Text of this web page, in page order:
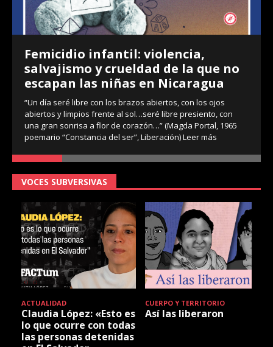
Femicidio infantil: violencia,
salvajismo y crueldad de la que no
escapan las niñas en Nicaragua
“Un día seré libre con los brazos abiertos, con los ojos
abiertos y limpios frente al sol…seré libre presiento, con
una gran sonrisa a flor de corazón…” (Magda Portal, 1965
poemario “Constancia del ser”, Liberación)Leer más
VOCES SUBVERSIVAS
ACTUALIDAD
Claudia López: «Esto es
lo que ocurre con todas
las personas detenidas
CUERPO Y TERRITORIO
Así las liberaron